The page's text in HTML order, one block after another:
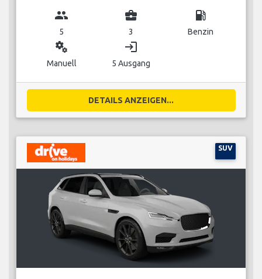
group
5
business_center
3
local_gas_station
Benzin
miscellaneous_services
Manuell
login
5 Ausgang
DETAILS ANZEIGEN...
SUV